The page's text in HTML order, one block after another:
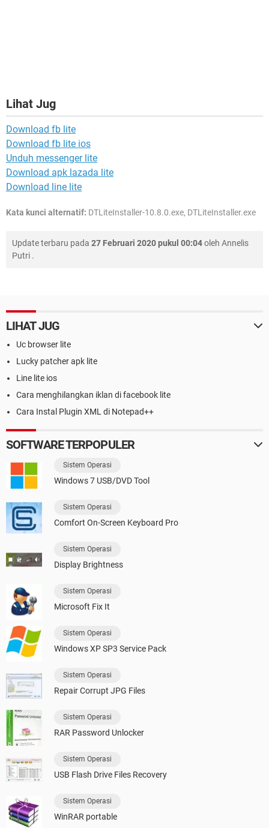
Lihat Jug
Download fb lite
Download fb lite ios
Unduh messenger lite
Download apk lazada lite
Download line lite
Kata kunci alternatif: DTLiteInstaller-10.8.0.exe, DTLiteInstaller.exe
Update terbaru pada 27 Februari 2020 pukul 00:04oleh Annelis
Putri .
LIHAT JUG
Uc browser lite
Lucky patcher apk lite
Line lite ios
Cara menghilangkan iklan di facebook lite
Cara Instal Plugin XML di Notepad++
SOFTWARE TERPOPULER
Sistem Operasi
Windows 7 USB/DVD Tool
Sistem Operasi
Comfort On-Screen Keyboard Pro
Sistem Operasi
Display Brightness
Sistem Operasi
Microsoft Fix It
Sistem Operasi
Windows XP SP3 Service Pack
Sistem Operasi
Repair Corrupt JPG Files
Sistem Operasi
RAR Password Unlocker
Sistem Operasi
USB Flash Drive Files Recovery
Sistem Operasi
WinRAR portable